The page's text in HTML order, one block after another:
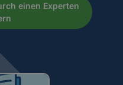
einen Experten